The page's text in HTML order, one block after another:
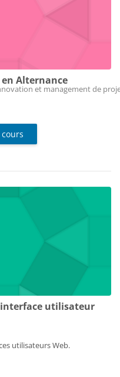
en Alternance
et management de
interface utilisateur
utilisateurs Web.